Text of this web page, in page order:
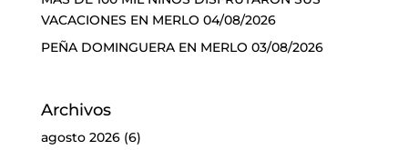
VACACIONES EN MERLO 04/08/2026
PEÑA DOMINGUERA EN MERLO 03/08/2026
Archivos
agosto 2026(6)